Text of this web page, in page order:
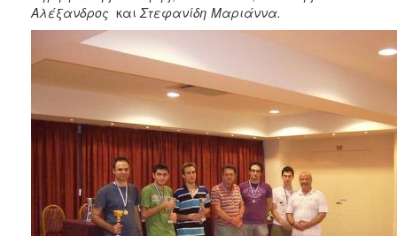
Αλέξανδρος και Στεφανίδη Μαριάννα.